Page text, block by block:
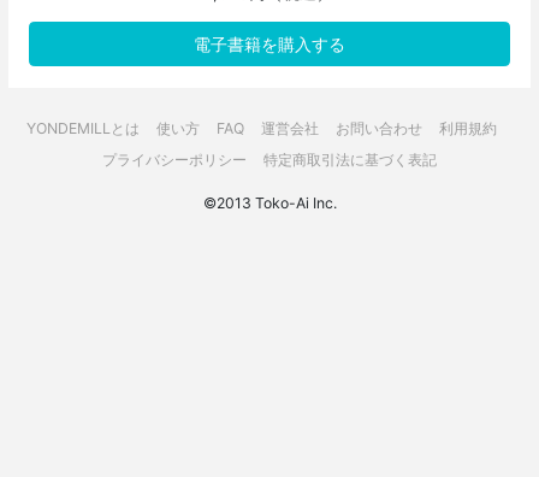
電子書籍を購入する
YONDEMILLとは 使い方 FAQ 運営会社 お問い合わせ
利用規約
プライバシーポリシー
特定商取引法に基づく表記
©2013 Toko-Ai Inc.